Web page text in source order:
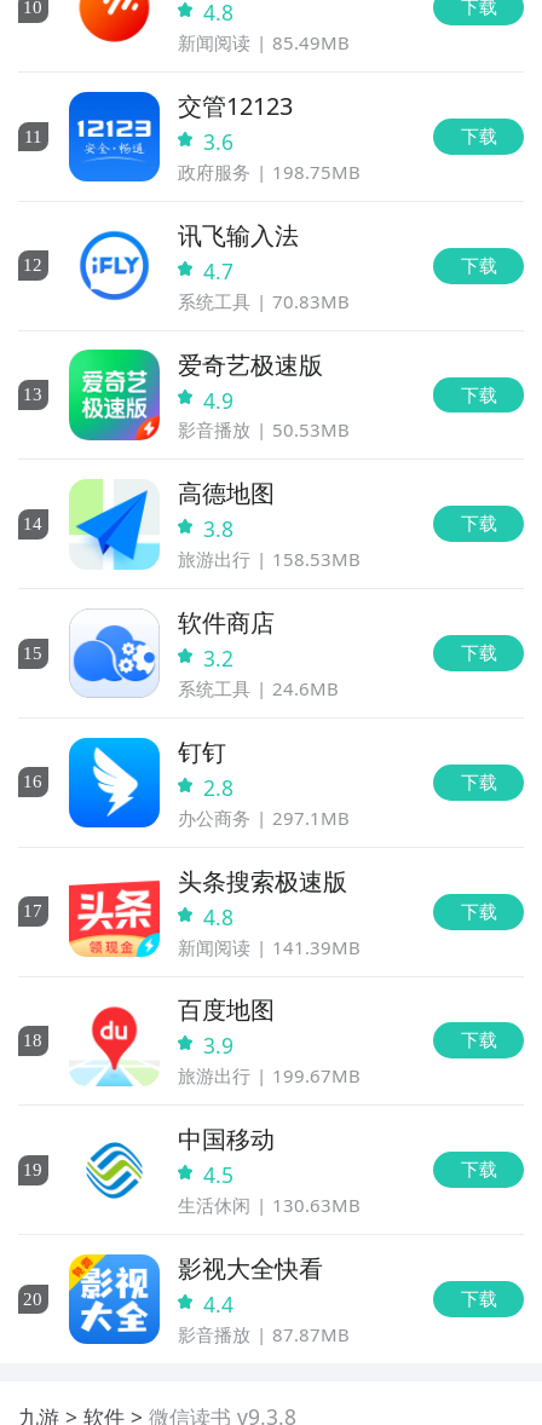
10 4.8
新闻阅读 85.49MB
下载
11
交管12123
3.6
政府服务 198.75MB
下载
12
讯飞输入法
4.7
系统工具 70.83MB
下载
13
爱奇艺极速版
4.9
影音播放 50.53MB
下载
14
高德地图
3.8
旅游出行 158.53MB
下载
15
软件商店
3.2
系统工具 24.6MB
下载
16
钉钉
2.8
办公商务 297.1MB
下载
17
头条搜索极速版
4.8
新闻阅读 141.39MB
下载
18
百度地图
3.9
旅游出行 199.67MB
下载
19
中国移动
4.5
生活休闲 130.63MB
下载
20
影视大全快看
4.4
影音播放 87.87MB
下载
九游 软件 微信读书 v9.3.8